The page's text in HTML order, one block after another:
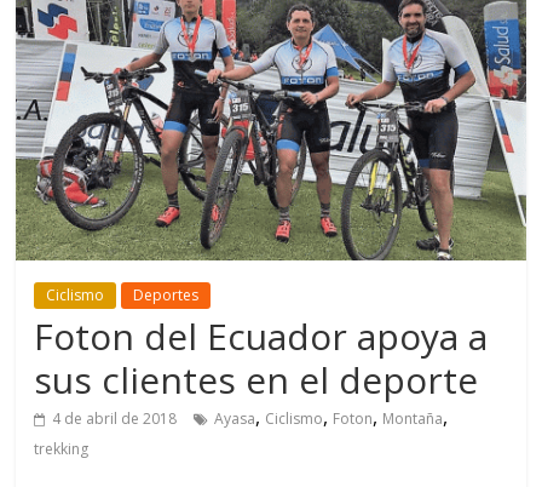
Ciclismo Deportes
Foton del Ecuador apoya a
sus clientes en el deporte
4 de abril de 2018 Ayasa, Ciclismo, Foton, Montaña,
trekking